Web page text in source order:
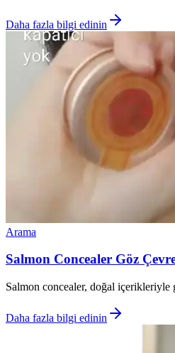
Daha fazla bilgi edinin
Arama
Salmon Concealer Göz
Salmon concealer, doğal içerikleriyle
Daha fazla bilgi edinin